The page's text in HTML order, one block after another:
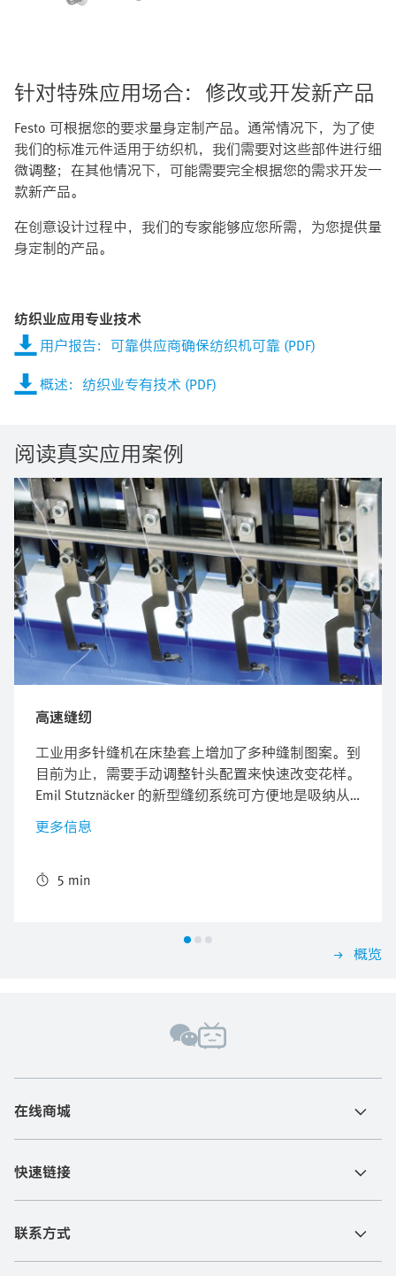
针对特殊应用场合：修改或开发新产品
Festo 可根据您的要求量身定制产品。通常情况下，为了使
我们的标准元件适用于纺织机，我们需要对这些部件进行细
微调整；在其他情况下，可能需要完全根据您的需求开发一
款新产品。
在创意设计过程中，我们的专家能够应您所需，为您提供量
身定制的产品。
纺织业应用专业技术
用户报告：可靠供应商确保纺织机可靠 (PDF)
概述：纺织业专有技术 (PDF)
阅读真实应用案例
高速缝纫
工业用多针缝机在床垫套上增加了多种缝制图案。到
目前为止，需要手动调整针头配置来快速改变花样。
Emil Stutznäcker 的新型缝纫系统可方便地是吸纳从
一排缝纫单元中进行个性化、程序控制的单个缝纫位
置选择。Festo 开发的气缸/阀组合优化了系统的组
更多信息
5 min
概览
在线商城
快速链接
联系方式